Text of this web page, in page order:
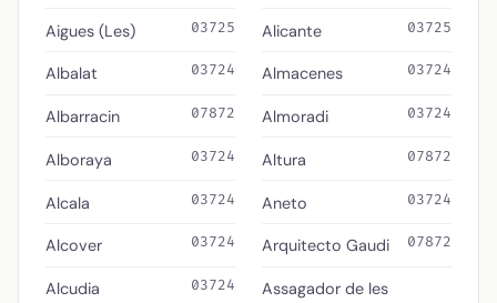
Aigues (Les) 03725
Albalat 03724
Albarracin 07872
Alboraya 03724
Alcala 03724
Alcover 03724
Alcudia 03724
Alicante 03725
Almacenes 03724
Almoradi 03724
Altura 07872
Aneto 03724
Arquitecto Gaudi 07872
Assagador de les